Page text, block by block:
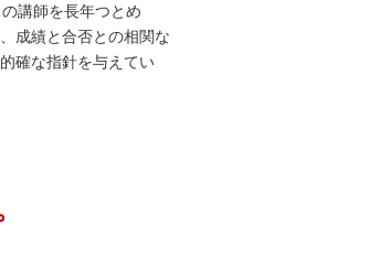
講師を長年つとめ
成績と合否との相関な
確な指針を与えてい